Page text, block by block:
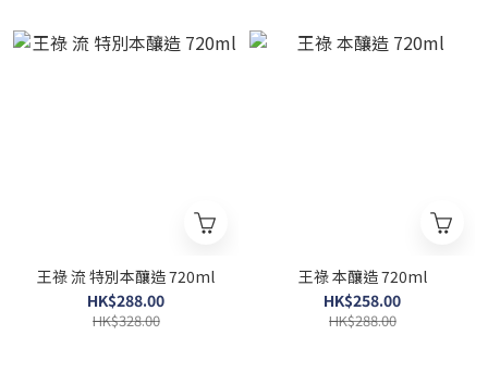
王祿 流 特別本釀造 720ml
HK$288.00
HK$328.00
王祿 本釀造 720ml
HK$258.00
HK$288.00